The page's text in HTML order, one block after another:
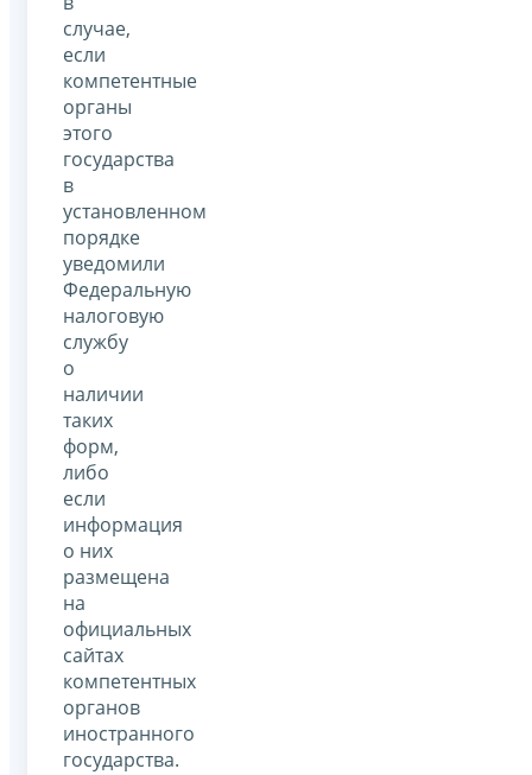
случае,
если
компетентные
органы
этого
государства
в
установленном
порядке
уведомили
Федеральную
налоговую
службу
о
наличии
таких
форм,
либо
если
информация
о них
размещена
на
официальных
сайтах
компетентных
органов
иностранного
государства.